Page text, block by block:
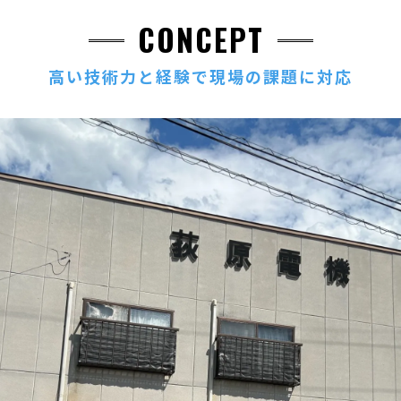
高い技術力と経験で現場の課題に対応
CONCEPT